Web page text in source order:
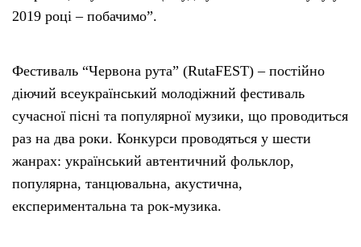
2019 році – побачимо”.
Фестиваль “Червона рута” (RutaFEST) – постійно
діючий всеукраїнський молодіжний фестиваль
сучасної пісні та популярної музики, що проводиться
раз на два роки. Конкурси проводяться у шести
жанрах: український автентичний фольклор,
популярна, танцювальна, акустична,
експериментальна та рок-музика.